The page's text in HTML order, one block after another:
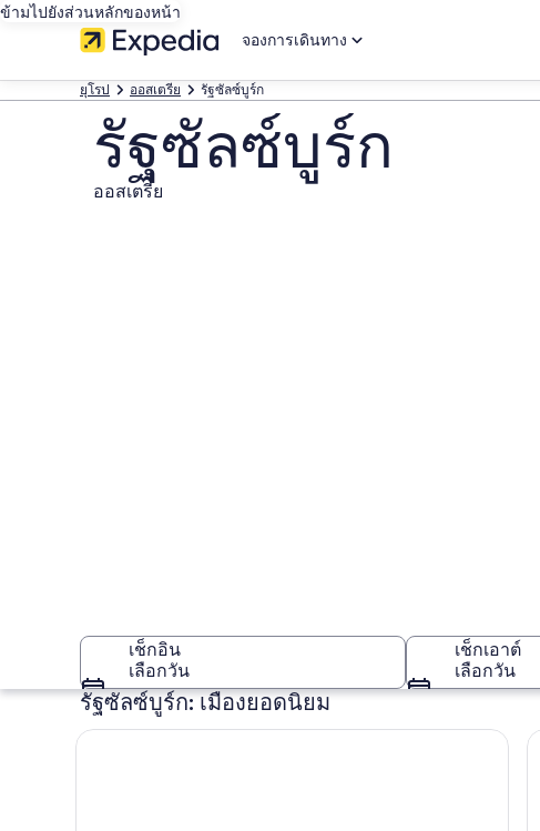
ข้ามไปยังส่วนหลักของหน้า
จองการเดินทาง
ยุโรป ออสเตรีย รัฐซัลซ์บูร์ก
รัฐซัลซ์บูร์ก
ออสเตรีย
เช็กอิน
เลือกวัน
เช็กเอาต์
เลือกวัน
รัฐซัลซ์บูร์ก: เมืองยอดนิยม